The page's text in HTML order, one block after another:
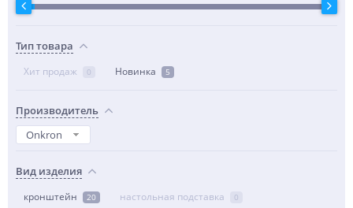
Тип товара
Хит продаж 0 Новинка 5
Производитель
Onkron
Вид изделия
кронштейн 20 настольная подставка 0